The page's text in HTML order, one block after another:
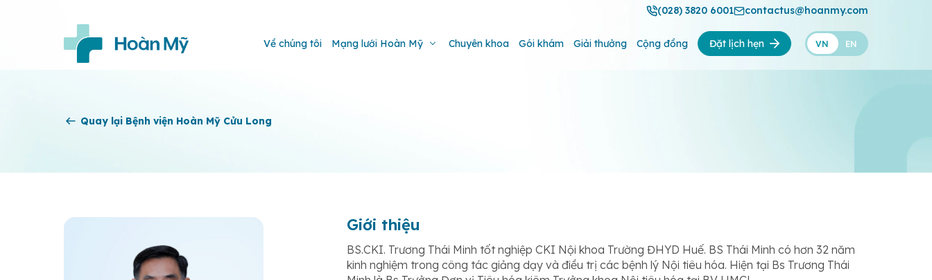
(028) 3820 6001 contactus@hoanmy.com
Về chúng tôi Mạng lưới Hoàn Mỹ Chuyên khoa Gói khám Giải thưởng Cộng đồng Đặt lịch hẹn VN EN
Quay lại Bệnh viện Hoàn Mỹ Cửu Long
Giới thiệu
BS.CKI. Trương Thái Minh tốt nghiệp CKI Nội khoa Trường ĐHYD Huế. BS Thái Minh có hơn 32 năm
kinh nghiệm trong công tác giảng dạy và điều trị các bệnh lý Nội tiêu hóa. Hiện tại Bs Trương Thái